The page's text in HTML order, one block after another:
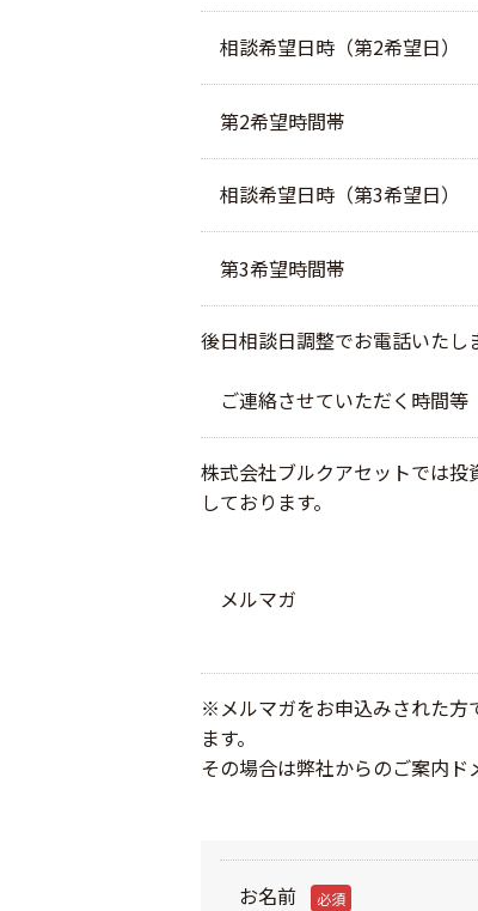
相談希望日時（第2希望日）
第2希望時間帯
相談希望日時（第3希望日）
第3希望時間帯
後日相談日調整でお電話いた
ご連絡させていただく時間等
株式会社ブルクアセットでは
しております。
メルマガ
※メルマガをお申込みされた方
ます。
その場合は弊社からのご案内
お名前 必須